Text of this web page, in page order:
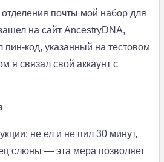
почты мой набор для
на сайт AncestryDNA,
пин-код, указанный на тестовом
я связал свой аккаунт с
не ел и не пил 30 минут,
слюны — эта мера позволяет